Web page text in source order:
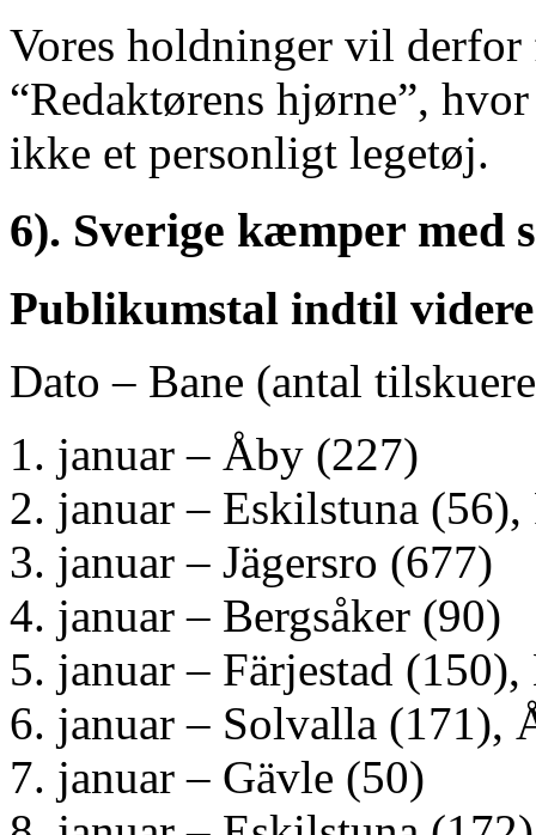
Vores holdninger vil
“Redaktørens hjørne”,
ikke et personligt legetøj.
6). Sverige kæmper med
Publikumstal indtil
Dato – Bane (antal
januar – Åby (227)
januar – Eskilstuna
januar – Jägersro (677)
januar – Bergsåker (90)
januar – Färjestad
januar – Solvalla (171),
januar – Gävle (50)